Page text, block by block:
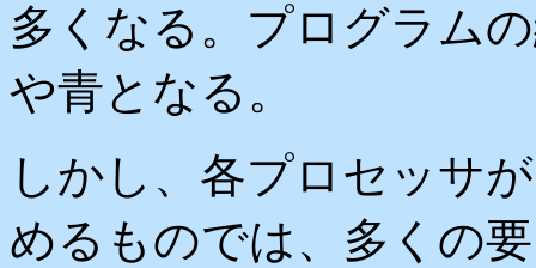
多くなる。プログラム
や青となる。
しかし、各プロセッサ
めるものでは、多くの